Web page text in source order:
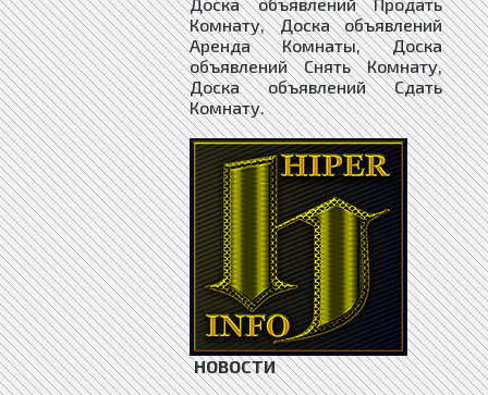
Комнату, Доска объявлений
Аренда Комнаты, Доска
объявлений Снять Комнату,
Доска объявлений Сдать
Комнату.
НОВОСТИ